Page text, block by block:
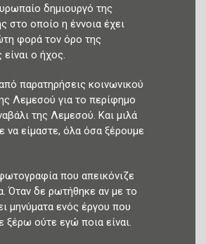
δημιουργό της
στο οποίο η έννοια έχει
φορά τον όρο της
ο ήχος.
παρατηρήσεις κοινωνικού
Λεμεσού για το περίφημο
της Λεμεσού. Και μιλά
να είμαστε, όλα όσα ξέρουμε
που απεικόνιζε
Όταν δε ρωτήθηκε αν με το
μηνύματα ενός έργου που
ξέρω ούτε εγώ ποια είναι.